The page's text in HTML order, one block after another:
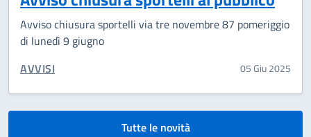
Avviso chiusura sportelli via tre novembre 87 pomeriggio
di lunedì 9 giugno
CATEGORIA CORRELATA:
AVVISI 05 Giu 2025
Tutte le novità